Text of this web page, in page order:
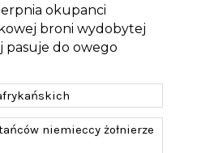
okupanci
broni wydobytej
pasuje do owego
niemieccy żołnierze